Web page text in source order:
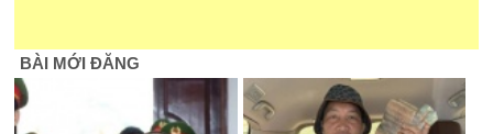
BÀI MỚI ĐĂNG